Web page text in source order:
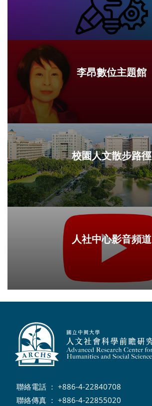
李昂數位主題館
校園人文散步路徑
人社中心影音頻道
聯絡電話 ： +886-4-22840708
聯絡傳真 ： +886-4-22855020